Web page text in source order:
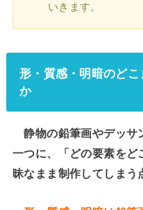
いきます。
形・質感・明暗のど
か
静物の鉛筆画やデッサ
一つに、「どの要素をど
昧なまま制作してしまう